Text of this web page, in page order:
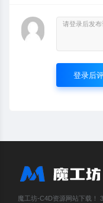
登录后
魔工坊-C4D资源网站下载！